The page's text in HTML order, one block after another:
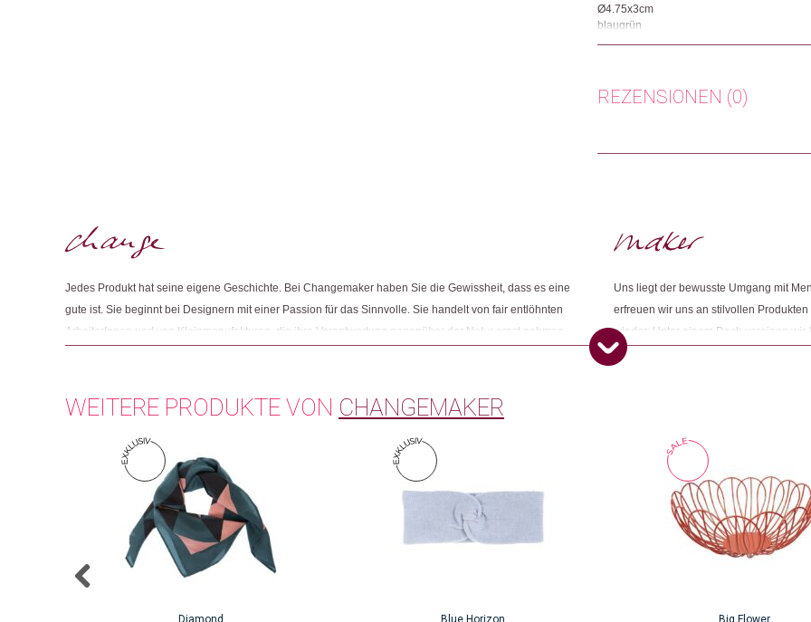
Ø4.75x3cm
blaugrün
Das Teelicht aus der Changemaker
Produkte unter menschenwürdigen
verkaufen können. Ausserdem setzt sich
REZENSIONEN (0)
Jedes Produkt hat seine eigene Geschichte. Bei Changemaker haben Sie die Gewissheit, dass es eine
gute ist. Sie beginnt bei Designern mit einer Passion für das Sinnvolle. Sie handelt von fair entlöhnten
ArbeiterInnen und von Kleinmanufakturen, die ihre Verantwortung gegenüber der Natur ernst nehmen.
Uns liegt der bewusste Umgang mit
erfreuen wir uns an stilvollen
wieder: Unter einem Dach vereinen wir
Konsumbewusstseins nach mehr Sinn
WEITERE PRODUKTE VON CHANGEMAKER
Diamond Blue Horizon Big Flower